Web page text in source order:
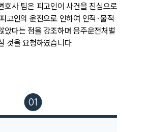
호사 팀은 피고인이 사건을 진심으로
고인의 운전으로 인하여 인적·물적
았다는 점을 강조하며 음주운전처벌
것을 요청하였습니다.